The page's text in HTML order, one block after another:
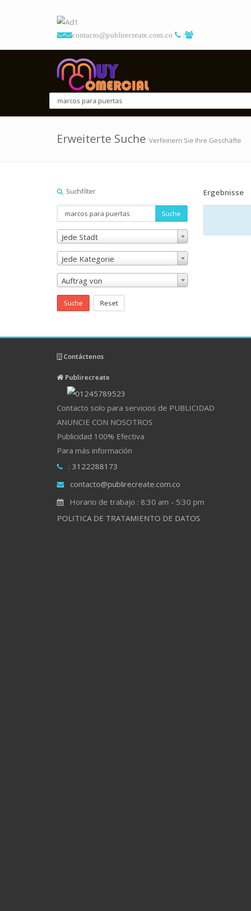
contacto@publirecreate.com.co :
Erweiterte Suche Verfeinern Sie Ihre Geschäfte
Suchfilter
Suche
Jede Stadt
Jede Kategorie
Auftrag von
Suche Reset
Ergebnisse
Contáctenos
Publirecreate
Contacto solo para servicios de PUBLICIDAD
ANUNCIE CON NOSOTROS
Publicidad 100% Efectiva
Para más información
: 3122288173
contacto@publirecreate.com.co
Horario de trabajo : 8:30 am - 5:30 pm
POLITICA DE TRATAMIENTO DE DATOS